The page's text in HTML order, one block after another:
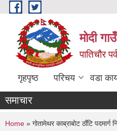
Skip to main content
मोदी
पातिचौर
गृहपृष्ठ परिचय वडा
समाचार
You are here
Home » गोतामेथर काब्राबोट ठाँटि